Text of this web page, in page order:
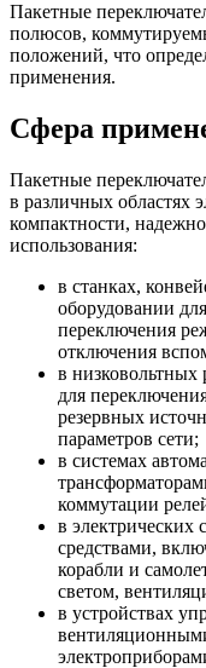
Пакетные
полюсов,
положений, что
применения.
Сфера
Пакетные
в различных областях
компактности,
использования:
в станках,
оборудовании
переключения
отключения
в
для
резервных
параметров сети;
в системах
коммутации
в электрических
средствами,
корабли и
светом,
в устройствах